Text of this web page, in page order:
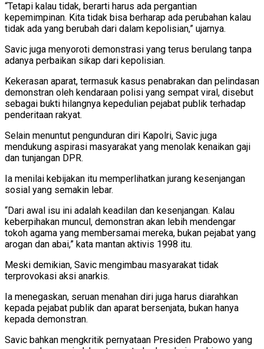
“Tetapi kalau tidak, berarti harus ada pergantian
kepemimpinan. Kita tidak bisa berharap ada perubahan kalau
tidak ada yang berubah dari dalam kepolisian,” ujarnya.
Savic juga menyoroti demonstrasi yang terus berulang tanpa
adanya perbaikan sikap dari kepolisian.
Kekerasan aparat, termasuk kasus penabrakan dan pelindasan
demonstran oleh kendaraan polisi yang sempat viral, disebut
sebagai bukti hilangnya kepedulian pejabat publik terhadap
penderitaan rakyat.
Selain menuntut pengunduran diri Kapolri, Savic juga
mendukung aspirasi masyarakat yang menolak kenaikan gaji
dan tunjangan DPR.
Ia menilai kebijakan itu memperlihatkan jurang kesenjangan
sosial yang semakin lebar.
“Dari awal isu ini adalah keadilan dan kesenjangan. Kalau
keberpihakan muncul, demonstran akan lebih mendengar
tokoh agama yang membersamai mereka, bukan pejabat yang
arogan dan abai,” kata mantan aktivis 1998 itu.
Meski demikian, Savic mengimbau masyarakat tidak
terprovokasi aksi anarkis.
Ia menegaskan, seruan menahan diri juga harus diarahkan
kepada pejabat publik dan aparat bersenjata, bukan hanya
kepada demonstran.
Savic bahkan mengkritik pernyataan Presiden Prabowo yang